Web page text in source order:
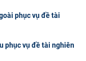
phục vụ đề tài
phục vụ đề tài nghiên